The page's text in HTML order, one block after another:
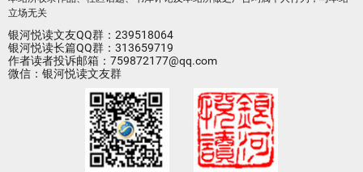
立场无关
银河悦读文友QQ群：239518064
银河悦读长篇QQ群：313659719
作者读者投诉邮箱：759872177@qq.com
微信：银河悦读文友群